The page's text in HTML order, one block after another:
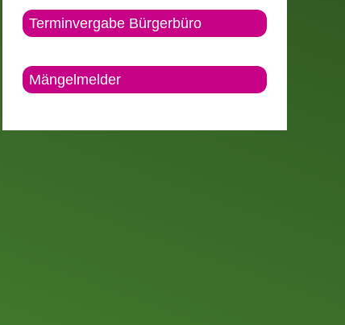
Terminvergabe Bürgerbüro
Mängelmelder